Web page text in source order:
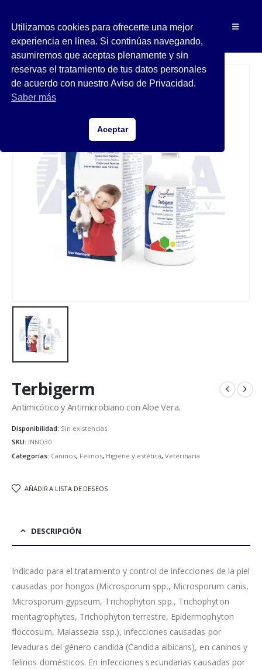
Terbigerm
Antimicótico y Antimicrobiano con Aloe Vera.
Disponibilidad: Sin existencias
SKU: INNO30
Categorías: Caninos, Felinos, Higiene y estética, Veterinaria
AÑADIR A LISTA DE DESEOS
DESCRIPCIÓN
Indicado para el tratamiento y control de infecciones de la piel
causadas por hongos (Microsporum spp., Microsporum canis,
Microsporum gypseum, Trichophyton spp., Trichophyton
mentagrophytes, Trichophyton terrestre, Epidermophyton
floccosum, Malassezia ssp.), infecciones causadas por
levaduras del género candida (Candida albicans), en caninos y
felinos domésticos. En infecciones secundarias causadas por
Utilizamos cookies para ofrecerte una mejor
experiencia en línea. Si continúas navegando,
asumiremos que aceptas plenamente y sin
reservas el tratamiento de tus datos personales
de acuerdo con nuestro Aviso de Privacidad.
Saber más
Aceptar